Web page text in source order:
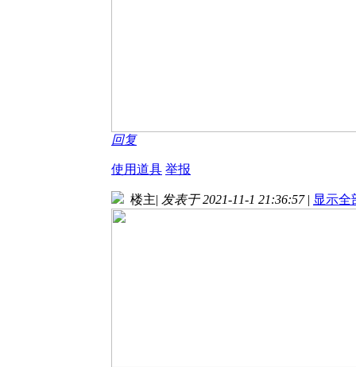
回复
使用道具 举报
楼主| 发表于 2021-11-1 21:36:57 | 显示全